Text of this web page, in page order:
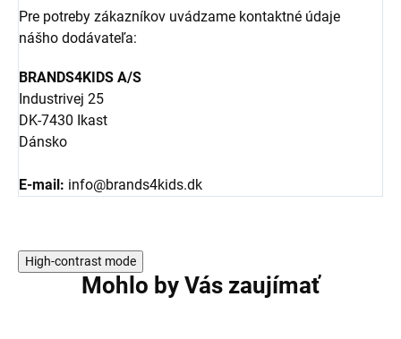
Pre potreby zákazníkov uvádzame kontaktné údaje
nášho dodávateľa:
BRANDS4KIDS A/S
Industrivej 25
DK-7430 Ikast
Dánsko
E-mail: info@brands4kids.dk
High-contrast mode
Mohlo by Vás zaujímať